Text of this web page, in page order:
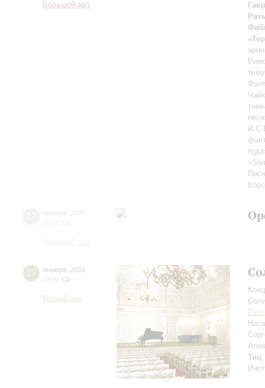
Большой зал
27 декабря 2023
19:00 Ср
Малый зал
Тиц